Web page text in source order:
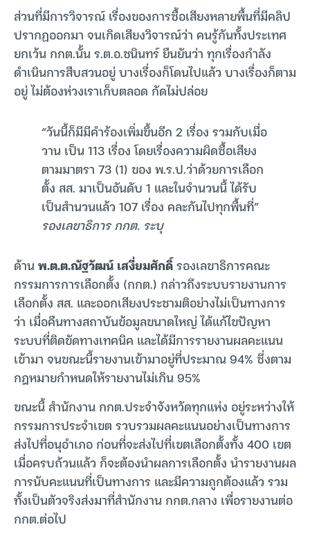
ส่วนที่มีการวิจารณ์ เรื่องของการซื้อเสียงหลายพื้นที่มีคลิป
ปรากฏออกมา จนเกิดเสียงวิจารณ์ว่า คนรู้กันทั้งประเทศ
ยกเว้น กกต.นั้น ร.ต.อ.ชนินทร์ ยืนยันว่า ทุกเรื่องกำลัง
ดำเนินการสืบสวนอยู่ บางเรื่องก็โดนไปแล้ว บางเรื่องก็ตาม
อยู่ ไม่ต้องห่วงเราเก็บตลอด กัดไม่ปล่อย
“วันนี้ก็มีมีคำร้องเพิ่มขึ้นอีก 2 เรื่อง รวมกับเมื่อ
วาน เป็น 113 เรื่อง โดยเรื่องความผิดซื้อเสียง
ตามมาตรา 73 (1) ของ พ.ร.ป.ว่าด้วยการเลือก
ตั้ง สส. มาเป็นอันดับ 1 และในจำนวนนี้ ได้รับ
เป็นสำนวนแล้ว 107 เรื่อง คละกันไปทุกพื้นที่”
รองเลขาธิการ กกต. ระบุ
ด้านพ.ต.ต.ณัฐวัฒน์ เสงี่ยมศักดิ์รองเลขาธิการคณะ
กรรมการการเลือกตั้ง (กกต.) กล่าวถึงระบบรายงานการ
เลือกตั้ง สส. และออกเสียงประชามติอย่างไม่เป็นทางการ
ว่า เมื่อคืนทางสถาบันข้อมูลขนาดใหญ่ ได้แก้ไขปัญหา
ระบบที่ติดขัดทางเทคนิค และได้มีการรายงานผลคะแนน
เข้ามา จนขณะนี้รายงานเข้ามาอยู่ที่ประมาณ 94% ซึ่งตาม
กฎหมายกำหนดให้รายงานไม่เกิน 95%
ขณะนี้ สำนักงาน กกต.ประจำจังหวัดทุกแห่ง อยู่ระหว่างให้
กรรมการประจำเขต รวบรวมผลคะแนนอย่างเป็นทางการ
ส่งไปที่อนุอำเภอ ก่อนที่จะส่งไปที่เขตเลือกตั้งทั้ง 400 เขต
เมื่อครบถ้วนแล้ว ก็จะต้องนำผลการเลือกตั้ง นำรายงานผล
การนับคะแนนที่เป็นทางการ และมีความถูกต้องแล้ว รวม
ทั้งเป็นตัวจริงส่งมาที่สำนักงาน กกต.กลาง เพื่อรายงานต่อ
กกต.ต่อไป